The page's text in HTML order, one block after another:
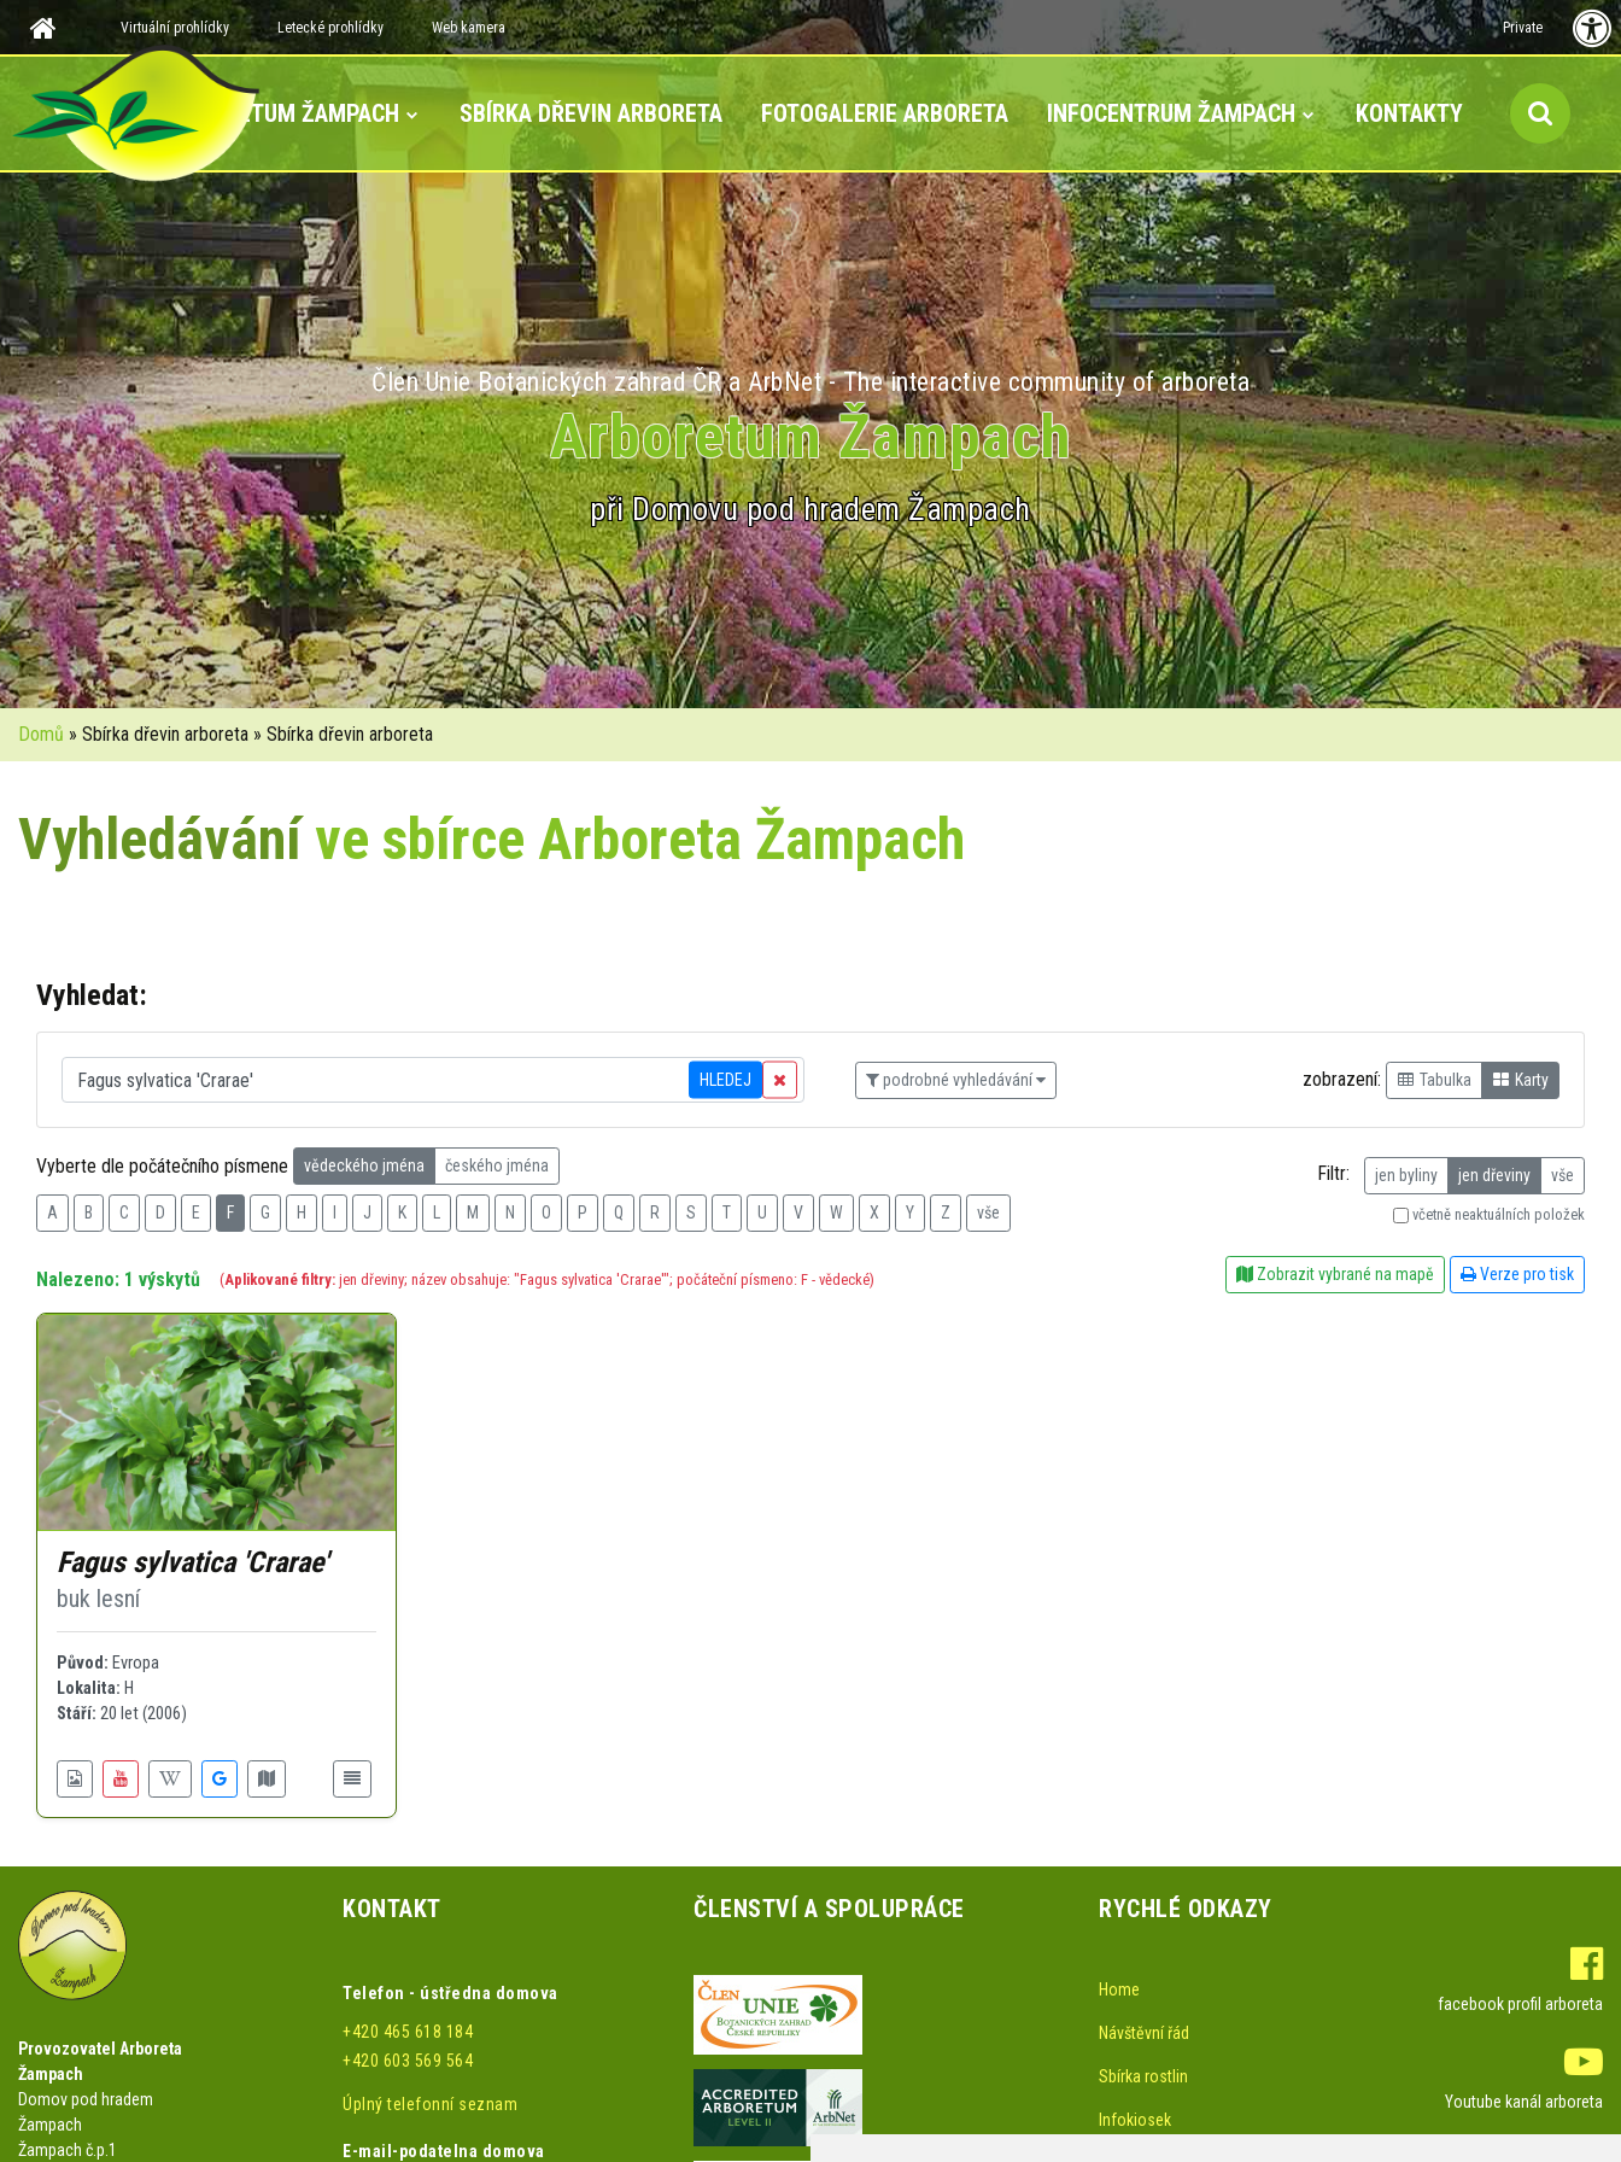
Virtuální prohlídky Letecké prohlídky Web kamera Private
ARBORETUM ŽAMPACH SBÍRKA DŘEVIN ARBORETA FOTOGALERIE ARBORETA INFOCENTRUM ŽAMPACH KONTAKTY
Člen Unie Botanických zahrad ČR a ArbNet - The interactive community of arboreta
Arboretum Žampach
při Domovu pod hradem Žampach
Domů » Sbírka dřevin arboreta » Sbírka dřevin arboreta
Vyhledáváníve sbírce Arboreta Žampach
Vyhledat:
HLEDEJ podrobné vyhledávání zobrazení: Tabulka Karty
Vyberte dle počátečního písmene vědeckého jména českého jména
A B C D E F G H J K M N O P Q R S T U V W X Y Z vše
Filtr: jen byliny jen dřeviny vše
včetně neaktuálních položek
Nalezeno: 1 výskytů (Aplikované filtry: jen dřeviny; název obsahuje: "Fagus sylvatica 'Crarae'"; počáteční písmeno: F - vědecké) Zobrazit vybrané na mapě Verze pro tisk
Fagus sylvatica 'Crarae'
buk lesní
Původ: Evropa
Lokalita: H
Stáří: 20 let (2006)
Provozovatel Arboreta
Žampach
Domov pod hradem
Žampach
Žampach č.p.1
KONTAKT
Telefon - ústředna domova
+420 465 618 184
+420 603 569 564
Úplný telefonní seznam
E-mail-podatelna domova
ČLENSTVÍ A SPOLUPRÁCE RYCHLÉ ODKAZY
Home
Návštěvní řád
Sbírka rostlin
Infokiosek
facebook profil arboreta
Youtube kanál arboreta